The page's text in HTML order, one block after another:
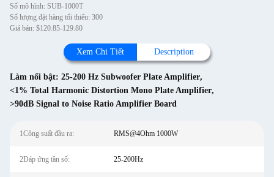
Số mô hình: SUB-1000T
Số lượng đặt hàng tối thiểu: 300
Giá bán: $120.85-129.80
Xem Chi Tiết Description
Làm nổi bật: 25-200 Hz Subwoofer Plate Amplifier,
<1% Total Harmonic Distortion Mono Plate Amplifier,
>90dB Signal to Noise Ratio Amplifier Board
1Công suất đầu ra: RMS@4Ohm 1000W
2Đáp ứng tần số: 25-200Hz